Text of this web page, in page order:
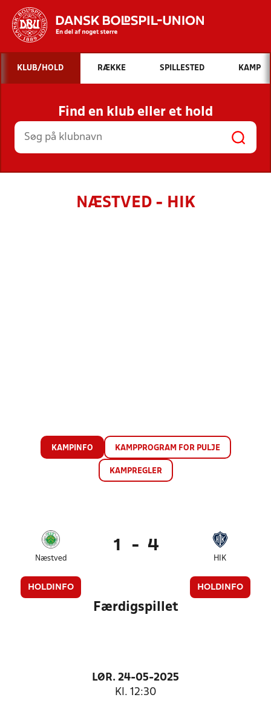
Hvad vil du søge efter?
INDHOLD OG NYHEDER
STILLINGER, RESULTATER, KLUBBER OG
HOLD
KLUB/HOLD RÆKKE SPILLESTED KAMP
Find en klub eller et hold
NÆSTVED - HIK
KAMPINFO KAMPPROGRAM FOR PULJE
KAMPREGLER
Næstved
HOLDINFO
1 - 4
HIK
HOLDINFO
Færdigspillet
LØR. 24-05-2025
Kl. 12:30